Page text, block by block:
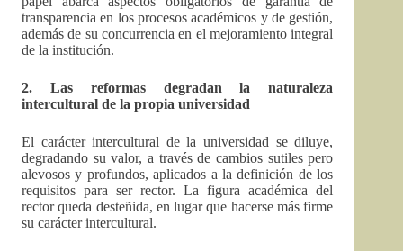
transparencia en los procesos académicos y de gestión,
además de su concurrencia en el mejoramiento integral
de la institución.
2. Las reformas degradan la naturaleza
intercultural de la propia universidad
El carácter intercultural de la universidad se diluye,
degradando su valor, a través de cambios sutiles pero
alevosos y profundos, aplicados a la definición de los
requisitos para ser rector. La figura académica del
rector queda desteñida, en lugar que hacerse más firme
su carácter intercultural.